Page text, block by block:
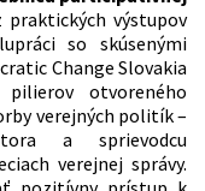
výstupov
so skúsenými
Change Slovakia
otvoreného
verejných politík –
a sprievodcu
verejnej správy.